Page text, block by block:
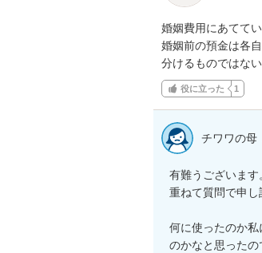
婚姻費用にあてて
婚姻前の預金は各自
分けるものではない
役に立った 1
チワワの母
有難うございます
重ねて質問で申し
何に使ったのか
のかなと思ったの